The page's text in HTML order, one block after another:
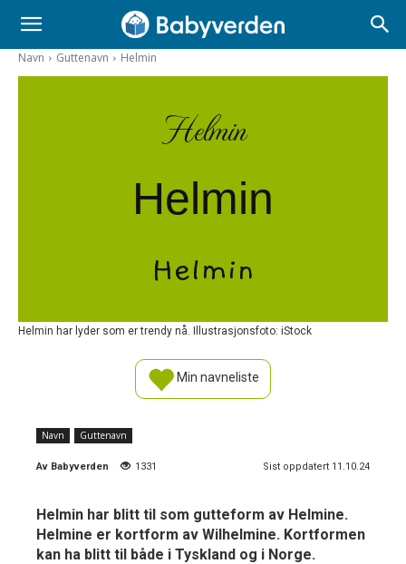
Navn Guttenavn Helmin
Helmin
Helmin
Helmin
Helmin har lyder som er trendy nå. Illustrasjonsfoto: iStock
Min navneliste
Navn Guttenavn
Av Babyverden 1331 Sist oppdatert 11.10.24
Helmin har blitt til som gutteform av Helmine.
Helmine er kortform av Wilhelmine. Kortformen
kan ha blitt til både i Tyskland og i Norge.